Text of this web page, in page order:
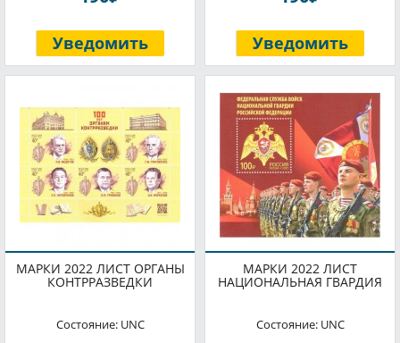
Уведомить Уведомить
МАРКИ 2022 ЛИСТ ОРГАНЫ
КОНТРРАЗВЕДКИ
Состояние: UNC
МАРКИ 2022 ЛИСТ
НАЦИОНАЛЬНАЯ ГВАРДИЯ
Состояние: UNC